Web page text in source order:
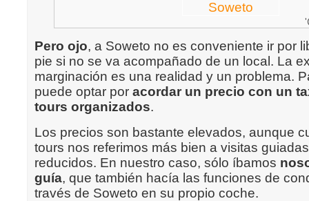
Pero ojo, a Soweto no es conveniente ir por
pie si no se va acompañado de un local. La
marginación es una realidad y un problema.
puede optar por acordar un precio con un
tours organizados.
Los precios son bastante elevados, aunque
tours nos referimos más bien a visitas
reducidos. En nuestro caso, sólo íbamos
guía, que también hacía las funciones de
través de Soweto en su propio coche.